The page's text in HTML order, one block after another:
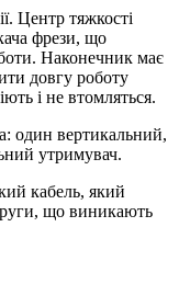
Центр тяжкості
фрези, що
Наконечник має
довгу роботу
і не втомляться.
один вертикальний,
утримувач.
кабель, який
що виникають